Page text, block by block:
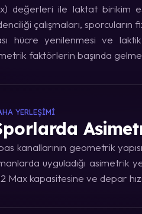
değerleri ile laktat birikim
çalışmaları, sporcuların
hücre yenilenmesi ve
faktörlerin başında
YERLEŞIMI
kanallarının geometrik
uyguladığı asimetrik
Max kapasitesine ve depar